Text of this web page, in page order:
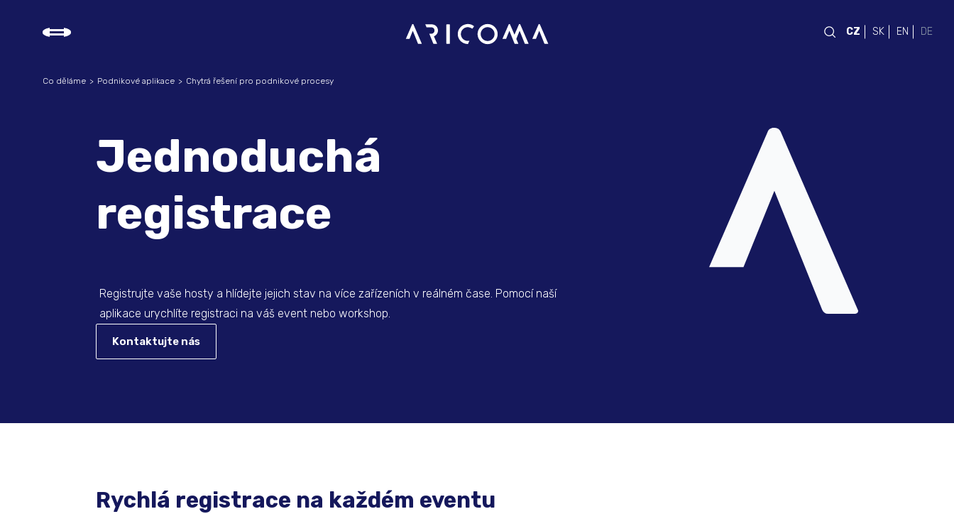
CZ SK EN DE
Jednoduchá
registrace
Registrujte vaše hosty a hlídejte jejich stav na více zařízeních v reálném čase. Pomocí naší
aplikace urychlíte registraci na váš event nebo workshop.
Kontaktujte nás
Co děláme Podnikové aplikace Chytrá řešení pro podnikové procesy
Rychlá registrace na každém eventu